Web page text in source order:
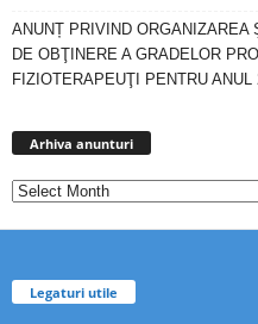
ANUNȚ PRIVIND ORGANIZAREA
DE OBŢINERE A GRADELOR
FIZIOTERAPEUŢI PENTRU ANUL
Arhiva anunturi
Legaturi utile